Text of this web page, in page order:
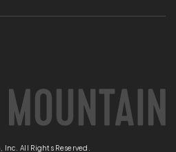
All Rights Reserved.